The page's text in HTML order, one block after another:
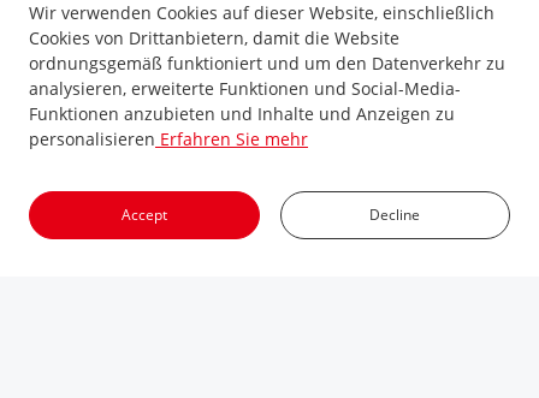
Wir verwenden Cookies auf dieser Website, einschließlich
Cookies von Drittanbietern, damit die Website
ordnungsgemäß funktioniert und um den Datenverkehr zu
analysieren, erweiterte Funktionen und Social-Media-
Funktionen anzubieten und Inhalte und Anzeigen zu
personalisieren Erfahren Sie mehr
Accept Decline
©2024 Xiamen Kehua Digital Energy Tech Co.,Ltd
Datenschutzrichtlinie Cookie-Richtlinie